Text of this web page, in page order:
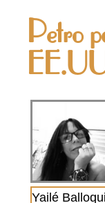
Petro
Yailé